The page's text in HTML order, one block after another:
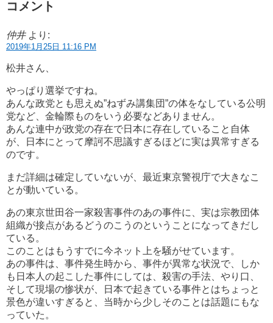
コメント
仲井 より:
2019年1月25日 11:16 PM
松井さん、
やっぱり選挙ですね。
あんな政党とも思えぬ”ねずみ講集団”の体をなしている公明
党など、金輪際ものをいう必要などありません。
あんな連中が政党の存在で日本に存在していること自体
が、日本にとって摩訶不思議すぎるほどに実は異常すぎる
のです。
まだ詳細は確定していないが、最近東京警視庁で大きなこ
とが動いている。
あの東京世田谷一家殺害事件のあの事件に、実は宗教団体
組織が接点があるどうのこうのということになってきだし
ている。
このことはもうすでに今ネット上を騒がせています。
あの事件は、事件発生時から、事件が異常な状況で、しか
も日本人の起こした事件にしては、殺害の手法、やり口、
そして現場の惨状が、日本で起きている事件とはちょっと
景色が違いすぎると、当時から少しそのことは話題にもな
っていた。